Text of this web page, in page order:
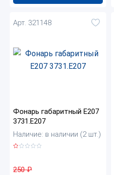
Арт. 321148
Фонарь габаритный Е207
3731.Е207
Наличие: в наличии (2 шт.)
250₽